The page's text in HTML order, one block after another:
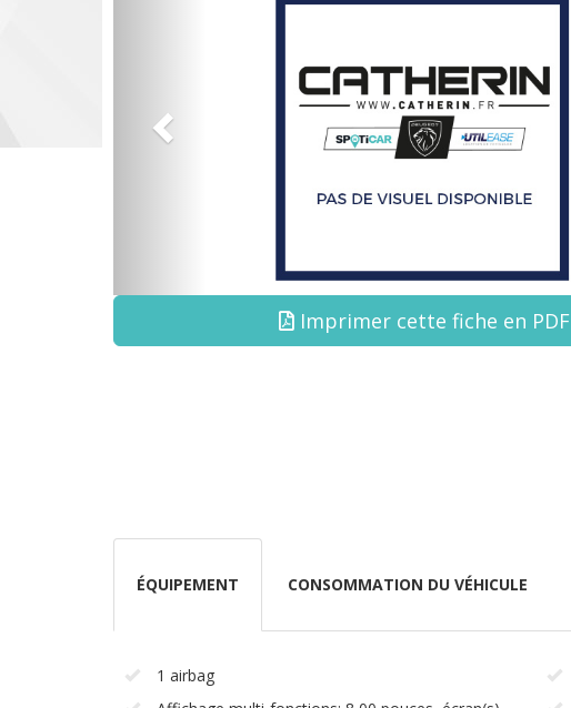
Imprimer cette fiche en PDF
ÉQUIPEMENT CONSOMMATION DU VÉHICULE
1 airbag